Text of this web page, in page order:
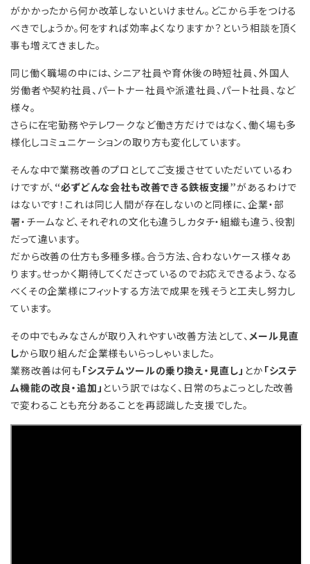
がかかったから何か改革しないといけません。どこから手をつける
べきでしょうか。何をすれば効率よくなりますか？という相談を頂く
事も増えてきました。
同じ働く職場の中には、シニア社員や育休後の時短社員、外国人
労働者や契約社員、パートナー社員や派遣社員、パート社員、など
様々。
さらに在宅勤務やテレワークなど働き方だけではなく、働く場も多
様化しコミュニケーションの取り方も変化しています。
そんな中で業務改善のプロとしてご支援させていただいているわ
けですが、 “必ずどんな会社も改善できる鉄板支援”があるわけで
はないです！これは同じ人間が存在しないのと同様に、企業・部
署・チームなど、それぞれの文化も違うしカタチ・組織も違う、役割
だって違います。
だから改善の仕方も多種多様。合う方法、合わないケース様々あ
ります。せっかく期待してくださっているのでお応えできるよう、なる
べくその企業様にフィットする方法で成果を残そうと工夫し努力し
ています。
その中でもみなさんが取り入れやすい改善方法として、 メール見直
しから取り組んだ企業様もいらっしゃいました。
業務改善は何も 「システムツールの乗り換え・見直し」 とか 「システ
ム機能の改良・追加」 という訳ではなく、日常のちょこっとした改善
で変わることも充分あることを再認識した支援でした。